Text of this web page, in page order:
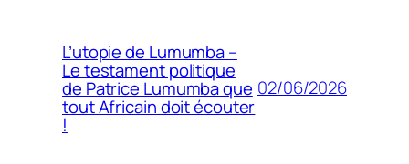
L’utopie de Lumumba –
Le testament politique
de Patrice Lumumba que
tout Africain doit écouter
!
02/06/2026